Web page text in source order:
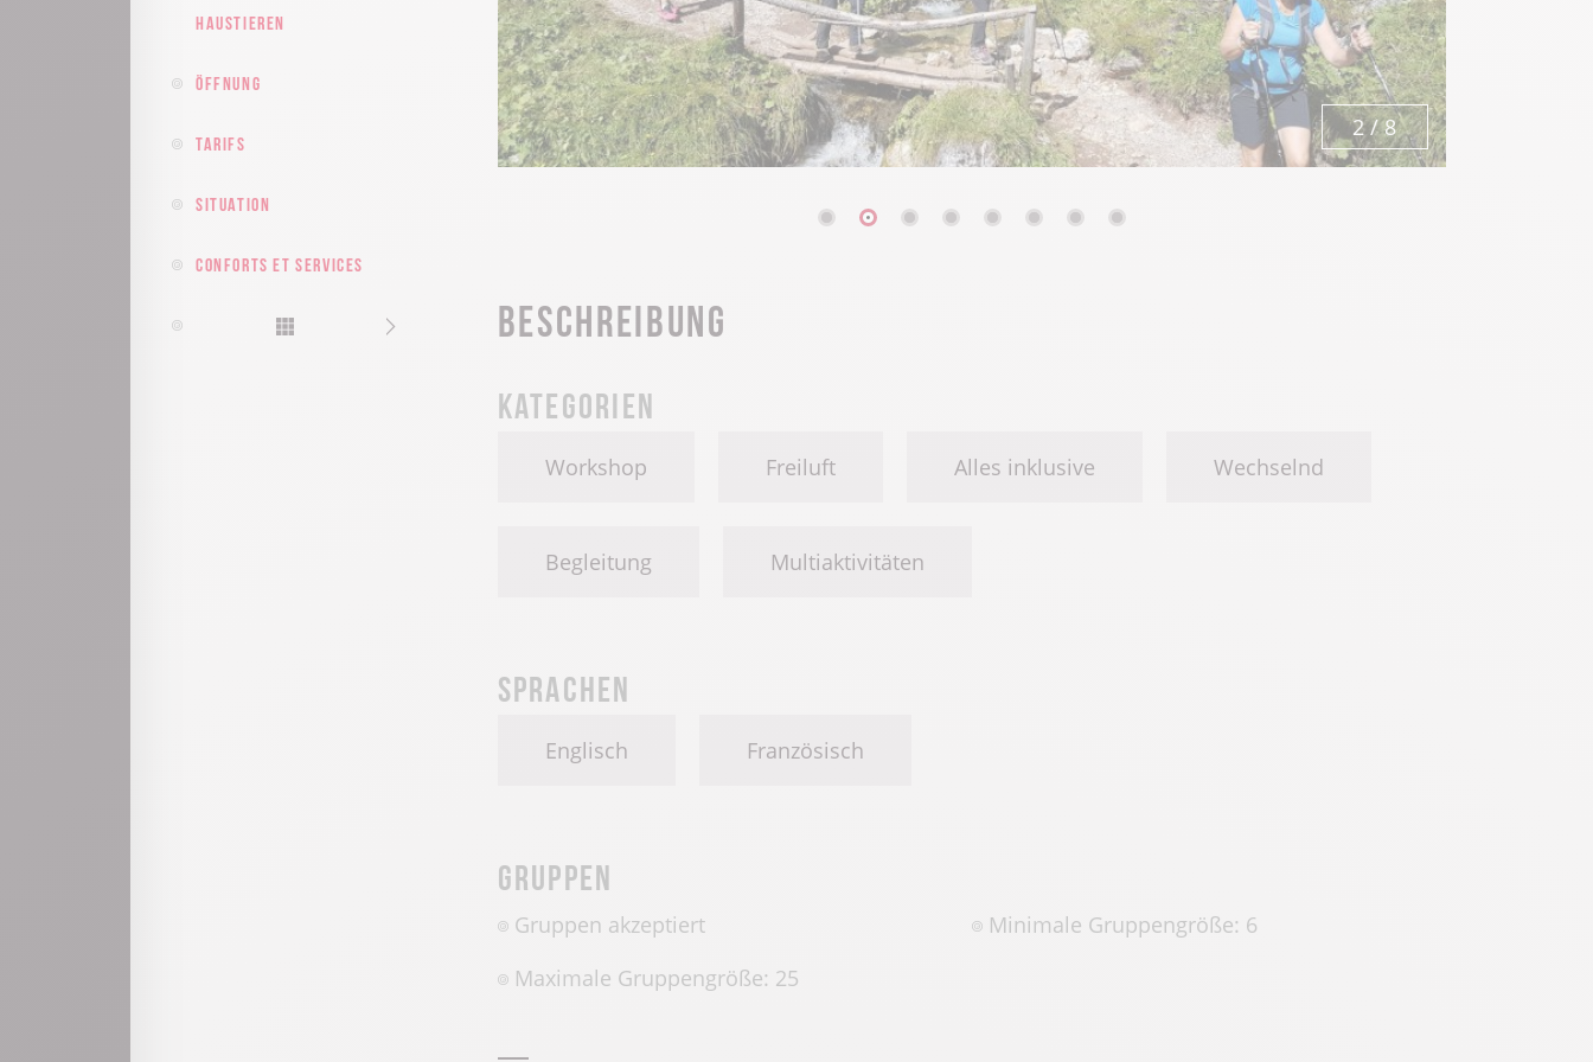
Haustieren
Öffnung
Tarifs
Situation
Conforts et services
2 /8
Beschreibung
Kategorien
Workshop Freiluft Alles inklusive Wechselnd
Begleitung Multiaktivitäten
Sprachen
Englisch Französisch
Gruppen
Gruppen akzeptiert
Minimale Gruppengröße: 6
Maximale Gruppengröße: 25